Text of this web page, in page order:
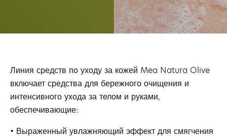
Линия средств по уходу за кожей Mea Natura Olive
включает средства для бережного очищения и
интенсивного ухода за телом и руками,
обеспечивающие:
• Выраженный увлажняющий эффект для смягчения